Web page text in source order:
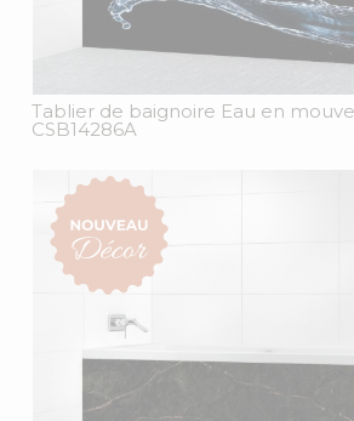
Tablier de baignoire Eau en
CSB14286A